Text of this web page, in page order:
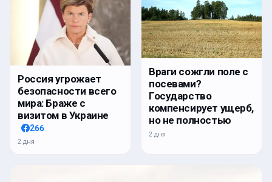
Россия угрожает
безопасности всего
мира: Браже с
визитом в Украине
266
2 дня
Враги сожгли поле с
посевами?
Государство
компенсирует ущерб,
но не полностью
2 дня